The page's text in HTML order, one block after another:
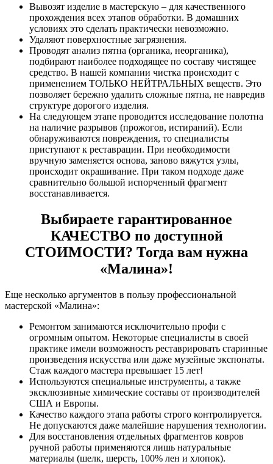
Вывозят изделие в мастерскую – для качественного
прохождения всех этапов обработки. В домашних
условиях это сделать практически невозможно.
Удаляют поверхностные загрязнения.
Проводят анализ пятна (органика, неорганика),
подбирают наиболее подходящее по составу чистящее
средство. В нашей компании чистка происходит с
применением ТОЛЬКО НЕЙТРАЛЬНЫХ веществ. Это
позволяет бережно удалить сложные пятна, не навредив
структуре дорогого изделия.
На следующем этапе проводится исследование полотна
на наличие разрывов (прожогов, истираний). Если
обнаруживаются повреждения, то специалисты
приступают к реставрации. При необходимости
вручную заменяется основа, заново вяжутся узлы,
происходит окрашивание. При таком подходе даже
сравнительно большой испорченный фрагмент
восстанавливается.
Выбираете гарантированное
КАЧЕСТВО по доступной
СТОИМОСТИ? Тогда вам нужна
«Малина»!
Еще несколько аргументов в пользу профессиональной
мастерской «Малина»:
Ремонтом занимаются исключительно профи с
огромным опытом. Некоторые специалисты в своей
практике имели возможность реставрировать старинные
произведения искусства или даже музейные экспонаты.
Стаж каждого мастера превышает 15 лет!
Используются специальные инструменты, а также
эксклюзивные химические составы от производителей
США и Европы.
Качество каждого этапа работы строго контролируется.
Не допускаются даже малейшие нарушения технологии.
Для восстановления отдельных фрагментов ковров
ручной работы применяются лишь натуральные
материалы (шелк, шерсть, 100% лен и хлопок).